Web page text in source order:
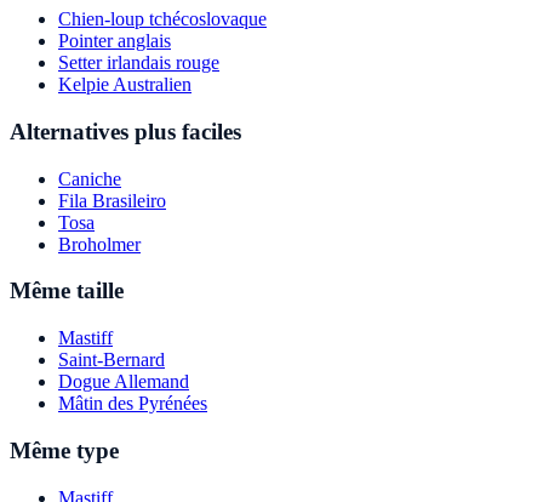
Chien-loup tchécoslovaque
Pointer anglais
Setter irlandais rouge
Kelpie Australien
Alternatives plus faciles
Caniche
Fila Brasileiro
Tosa
Broholmer
Même taille
Mastiff
Saint-Bernard
Dogue Allemand
Mâtin des Pyrénées
Même type
Mastiff